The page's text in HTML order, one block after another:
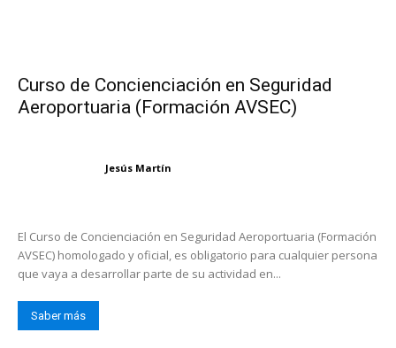
Curso de Concienciación en Seguridad
Aeroportuaria (Formación AVSEC)
Jesús Martín
El Curso de Concienciación en Seguridad Aeroportuaria (Formación
AVSEC) homologado y oficial, es obligatorio para cualquier persona
que vaya a desarrollar parte de su actividad en...
Saber más